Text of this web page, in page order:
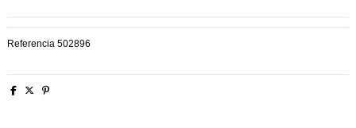
Referencia 502896